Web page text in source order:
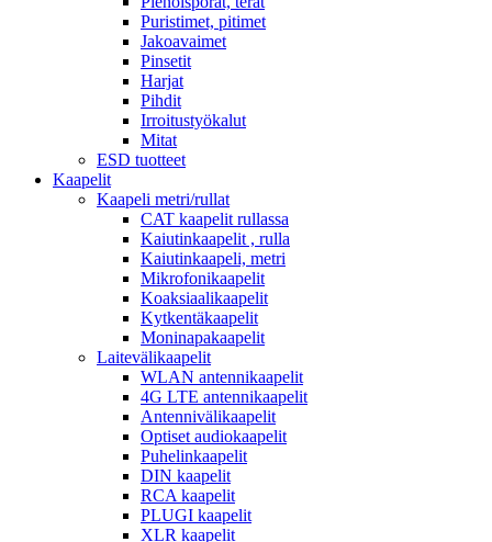
Puristimet, pitimet
Jakoavaimet
Pinsetit
Harjat
Pihdit
Irroitustyökalut
Mitat
ESD tuotteet
Kaapelit
Kaapeli metri/rullat
CAT kaapelit rullassa
Kaiutinkaapelit , rulla
Kaiutinkaapeli, metri
Mikrofonikaapelit
Koaksiaalikaapelit
Kytkentäkaapelit
Moninapakaapelit
Laitevälikaapelit
WLAN antennikaapelit
4G LTE antennikaapelit
Antennivälikaapelit
Optiset audiokaapelit
Puhelinkaapelit
DIN kaapelit
RCA kaapelit
PLUGI kaapelit
XLR kaapelit